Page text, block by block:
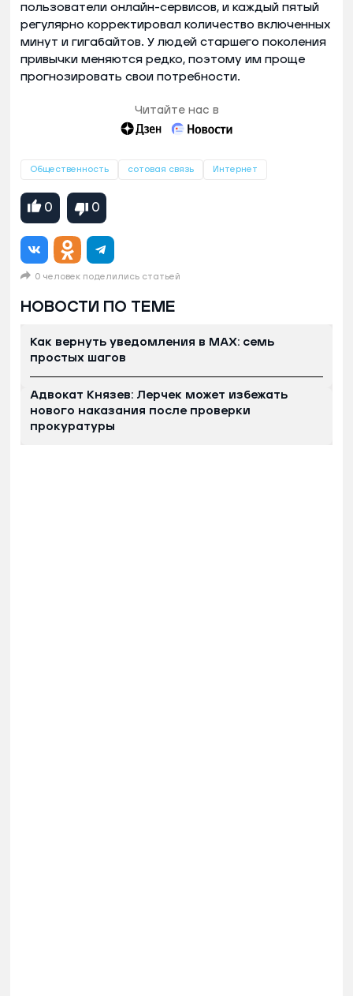
пользователи онлайн-сервисов, и каждый пятый
регулярно корректировал количество включенных
минут и гигабайтов. У людей старшего поколения
привычки меняются редко, поэтому им проще
прогнозировать свои потребности.
Читайте нас в
Общественность сотовая связь Интернет
0 0
0 человек поделились статьей
НОВОСТИ ПО ТЕМЕ
Как вернуть уведомления в MAX: семь
простых шагов
Адвокат Князев: Лерчек может избежать
нового наказания после проверки
прокуратуры